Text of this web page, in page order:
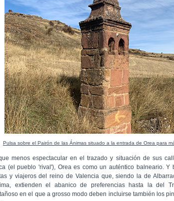
Pulsa sobre el Pairón de las Ánimas situado a la entrada de Orea para
menos espectacular en el trazado y situación de sus
(el pueblo 'rival'), Orea es como un auténtico balneario. Y
y viajeros del reino de Valencia que, siendo la de
extienden el abanico de preferencias hasta la del
en el que a grosso modo deben incluirse también los